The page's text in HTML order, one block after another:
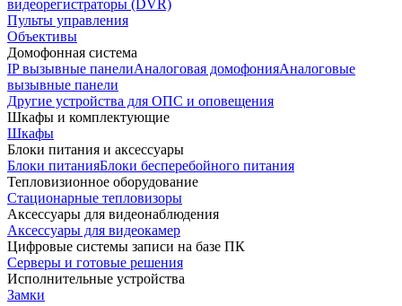
видеорегистраторы (DVR)
Пульты управления
Объективы
Домофонная система
IP вызывные панелиАналоговая домофонияАналоговые
вызывные панели
Другие устройства для ОПС и оповещения
Шкафы и комплектующие
Шкафы
Блоки питания и аксессуары
Блоки питанияБлоки бесперебойного питания
Тепловизионное оборудование
Стационарные тепловизоры
Аксессуары для видеонаблюдения
Аксессуары для видеокамер
Цифровые системы записи на базе ПК
Серверы и готовые решения
Исполнительные устройства
Замки